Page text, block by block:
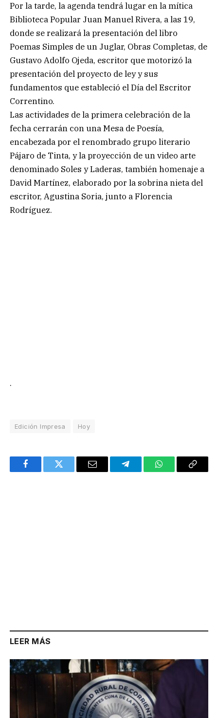
Por la tarde, la agenda tendrá lugar en la mítica
Biblioteca Popular Juan Manuel Rivera, a las 19,
donde se realizará la presentación del libro
Poemas Simples de un Juglar, Obras Completas, de
Gustavo Adolfo Ojeda, escritor que motorizó la
presentación del proyecto de ley y sus
fundamentos que estableció el Día del Escritor
Correntino.
Las actividades de la primera celebración de la
fecha cerrarán con una Mesa de Poesía,
encabezada por el renombrado grupo literario
Pájaro de Tinta, y la proyección de un video arte
denominado Soles y Laderas, también homenaje a
David Martínez, elaborado por la sobrina nieta del
escritor, Agustina Soria, junto a Florencia
Rodríguez.
.
Edición Impresa Hoy
FacebookTwitter Email TelegramWhatsAppCopy
LEER MÁS